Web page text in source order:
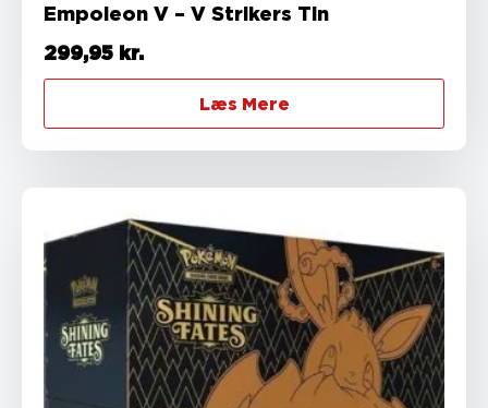
Empoleon V – V Strikers Tin
299,95 kr.
Læs Mere